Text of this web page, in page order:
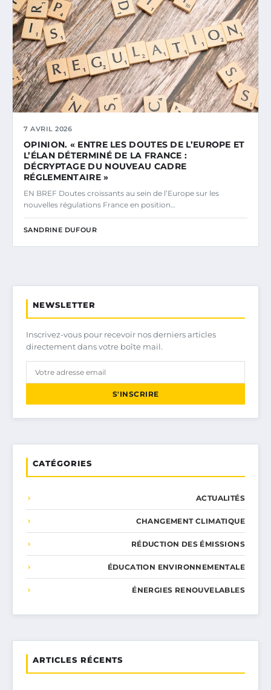
7 AVRIL 2026
OPINION. « ENTRE LES DOUTES DE L’EUROPE ET
L’ÉLAN DÉTERMINÉ DE LA FRANCE :
DÉCRYPTAGE DU NOUVEAU CADRE
RÉGLEMENTAIRE »
EN BREF Doutes croissants au sein de l’Europe sur les
nouvelles régulations France en position…
SANDRINE DUFOUR
NEWSLETTER
Inscrivez-vous pour recevoir nos derniers articles
directement dans votre boîte mail.
S'INSCRIRE
CATÉGORIES
ACTUALITÉS
CHANGEMENT CLIMATIQUE
RÉDUCTION DES ÉMISSIONS
ÉDUCATION ENVIRONNEMENTALE
ÉNERGIES RENOUVELABLES
ARTICLES RÉCENTS